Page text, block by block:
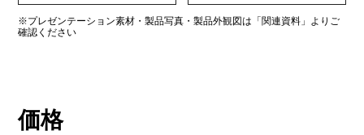
※プレゼンテーション素材・製品写真・製品外観図は「関連資料」よりご
確認ください
価格